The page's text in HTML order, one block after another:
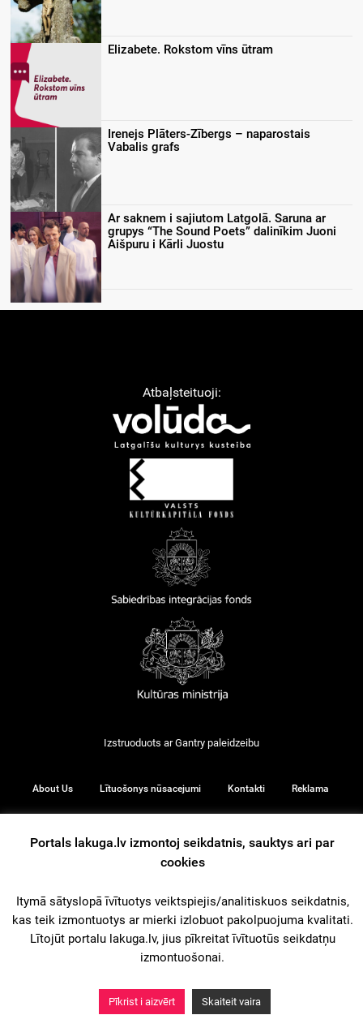
Elizabete. Rokstom vīns ūtram
Irenejs Plāters-Zībergs – naparostais
Vabalis grafs
Ar saknem i sajiutom Latgolā. Saruna ar
grupys “The Sound Poets” dalinīkim Juoni
Aišpuru i Kārli Juostu
Atbaļsteituoji:
Izstruoduots arGantry paleidzeibu
About Us Lītuošonys nūsacejumi Kontakti Reklama
© 2026
iz augšu
Portals lakuga.lv izmontoj seikdatnis, sauktys ari par
cookies
Itymā sātyslopā īvītuotys veiktspiejis/analitiskuos seikdatnis,
kas teik izmontuotys ar mierki izlobuot pakolpuojuma kvalitati.
Lītojūt portalu lakuga.lv, jius pīkreitat īvītuotūs seikdatņu
izmontuošonai.
Pīkrist i aizvērt Skaiteit vaira